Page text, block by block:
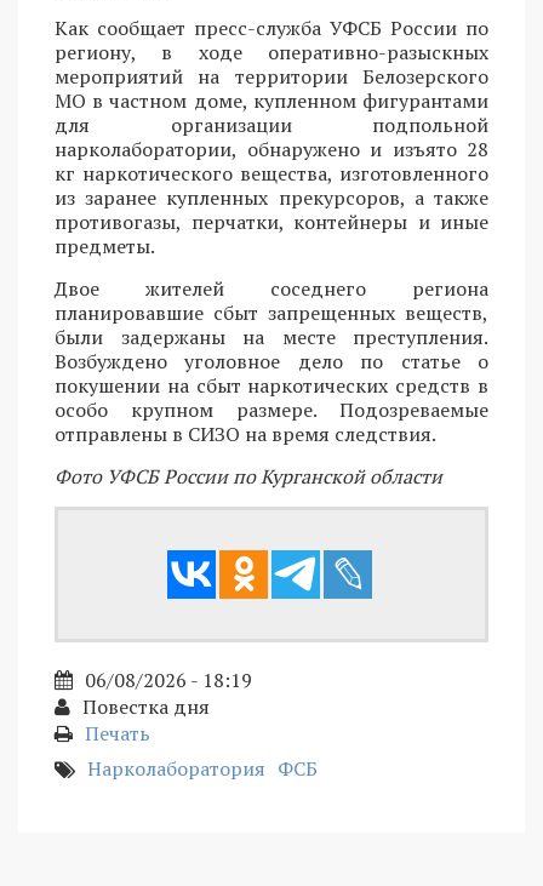
Как сообщает пресс-служба УФСБ России по
региону, в ходе оперативно-разыскных
мероприятий на территории Белозерского
МО в частном доме, купленном фигурантами
для организации подпольной
нарколаборатории, обнаружено и изъято 28
кг наркотического вещества, изготовленного
из заранее купленных прекурсоров, а также
противогазы, перчатки, контейнеры и иные
предметы.
Двое жителей соседнего региона
планировавшие сбыт запрещенных веществ,
были задержаны на месте преступления.
Возбуждено уголовное дело по статье о
покушении на сбыт наркотических средств в
особо крупном размере. Подозреваемые
отправлены в СИЗО на время следствия.
Фото УФСБ России по Курганской области
06/08/2026 - 18:19
Повестка дня
Печать
Нарколаборатория ФСБ